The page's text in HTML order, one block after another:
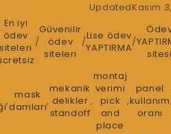
UpdatedKasım
En iyi
ödev
/
Güvenilir
ödev
siteleri
/Lise ödev
YAPTIRMA/
sitesi
, mask
damları,
mekanik
delikler
standoff
,
montaj
verimi
pick
and
place
,
panel
kullanım
oranı